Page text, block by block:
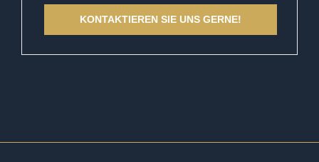
KONTAKTIEREN SIE UNS GERNE!